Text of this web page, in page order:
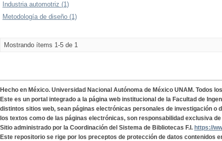
Industria automotriz (1)
Metodología de diseño (1)
Mostrando ítems 1-5 de 1
Hecho en México. Universidad Nacional Autónoma de México UNAM. Todos
Este es un portal integrado a la página web institucional de la Facultad de
distintos sitios web, sean páginas electrónicas personales de investigación o
los textos como de las páginas electrónicas, son responsabilidad exclusiva
Sitio administrado por la Coordinación del Sistema de Bibliotecas F.I. https://
Este repositorio se rige por los preceptos de protección de datos contenidos